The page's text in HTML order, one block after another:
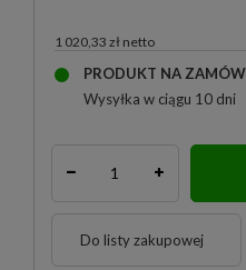
1 020,33 zł
PRODUKT NA
Wysyłka w ciągu 10 dni
Do listy zakupowej